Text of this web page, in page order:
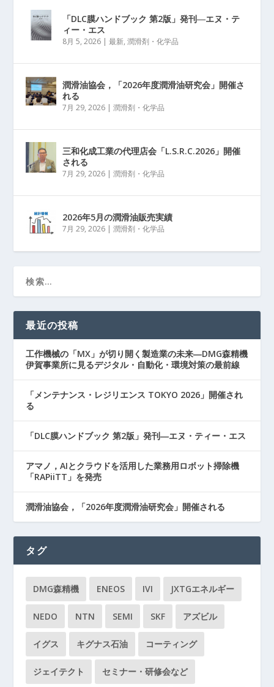
「DLC膜ハンドブック 第2版」発刊―エヌ・テ
ィー・エス
8月 5, 2026 |最新,潤滑剤・化学品
潤滑油協会，「2026年度潤滑油研究会」開催さ
れる
7月 29, 2026 |潤滑剤・化学品
三和化成工業の代理店会「L.S.R.C.2026」開催
される
7月 29, 2026 |潤滑剤・化学品
2026年5月の潤滑油販売実績
7月 29, 2026 |潤滑剤・化学品
最近の投稿
工作機械の「MX」が切り開く製造業の未来―DMG森精機
伊賀事業所に見るデジタル・自動化・環境対策の最前線
「メンテナンス・レジリエンス TOKYO 2026」開催され
る
「DLC膜ハンドブック 第2版」発刊―エヌ・ティー・エス
アマノ，AIとクラウドを活用した業務用ロボット掃除機
「RAPiiTT」を発売
潤滑油協会，「2026年度潤滑油研究会」開催される
タグ
DMG森精機 ENEOS IVI JXTGエネルギー
NEDO NTN SEMI SKF アズビル
イグス キグナス石油 コーティング
ジェイテクト セミナー・研修会など